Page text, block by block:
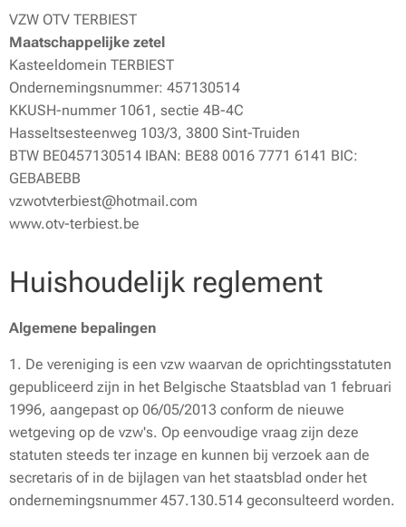
VZW OTV TERBIEST
Maatschappelijke zetel
Kasteeldomein TERBIEST
Ondernemingsnummer: 457130514
KKUSH-nummer 1061, sectie 4B-4C
Hasseltsesteenweg 103/3, 3800 Sint-Truiden
BTW BE0457130514 IBAN: BE88 0016 7771 6141 BIC:
GEBABEBB
vzwotvterbiest@hotmail.com
www.otv-terbiest.be
Huishoudelijk reglement
Algemene bepalingen
1. De vereniging is een vzw waarvan de oprichtingsstatuten
gepubliceerd zijn in het Belgische Staatsblad van 1 februari
1996, aangepast op 06/05/2013 conform de nieuwe
wetgeving op de vzw's. Op eenvoudige vraag zijn deze
statuten steeds ter inzage en kunnen bij verzoek aan de
secretaris of in de bijlagen van het staatsblad onder het
ondernemingsnummer 457.130.514 geconsulteerd worden.